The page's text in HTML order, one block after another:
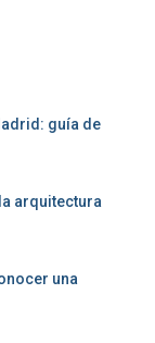
guía de
arquitectura
una